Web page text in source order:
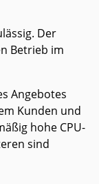
Der
Betrieb im
Angebotes
Kunden und
hohe CPU-
sind